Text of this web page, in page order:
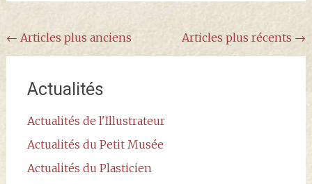
Navigation
au
sein
articles
← Articles plus anciens Articles plus récents →
Actualités
Actualités de l'Illustrateur
Actualités du Petit Musée
Actualités du Plasticien